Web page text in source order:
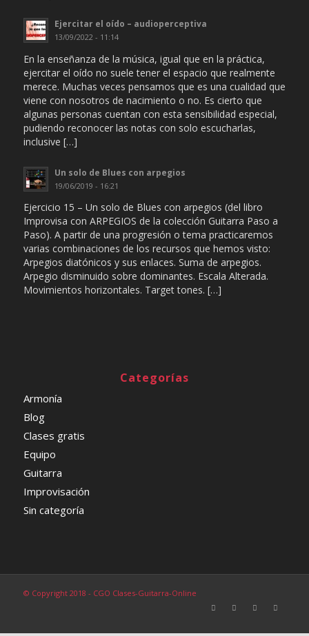
Ejercitar el oído – audioperceptiva
13/09/2022 - 11:14
En la enseñanza de la música, igual que en la práctica,
ejercitar el oído no suele tener el espacio que realmente
merece. Muchas veces pensamos que es una cualidad que
viene con nosotros de nacimiento o no. Es cierto que
algunas personas cuentan con esta sensibilidad especial,
pudiendo reconocer las notas con solo escucharlas,
inclusive […]
Un solo de Blues con arpegios
19/06/2019 - 16:21
Ejercicio 15 – Un solo de Blues con arpegios (del libro
Improvisa con ARPEGIOS de la colección Guitarra Paso a
Paso). A partir de una progresión o tema practicaremos
varias combinaciones de los recursos que hemos visto:
Arpegios diatónicos y sus enlaces. Suma de arpegios.
Arpegio disminuido sobre dominantes. Escala Alterada.
Movimientos horizontales. Target tones. […]
Categorías
Armonía
Blog
Clases gratis
Equipo
Guitarra
Improvisación
Sin categoría
© Copyright 2018 - CGO Clases-Guitarra-Online